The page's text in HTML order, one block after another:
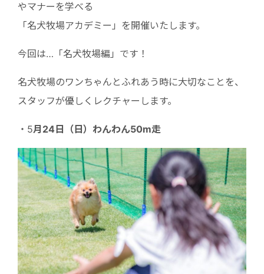
やマナーを学べる
「名犬牧場アカデミー」を開催いたします。
今回は…「名犬牧場編」です！
名犬牧場のワンちゃんとふれあう時に大切なことを、
スタッフが優しくレクチャーします。
・5月24日（日 ）わんわん50m走